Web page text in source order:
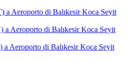
a Aeroporto di Balıkesir Koca Seyit
Aeroporto di Balıkesir Koca Seyit
a Aeroporto di Balıkesir Koca Seyit